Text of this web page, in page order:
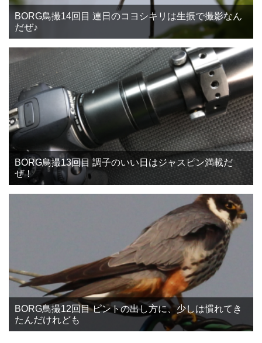
BORG鳥撮14回目 連日のコヨシキリは生振で撮影なん
だぜ♪
BORG鳥撮13回目 調子のいい日はジャスピン満載だ
ぜ！
BORG鳥撮12回目 ピントの出し方に、少しは慣れてき
たんだけれども